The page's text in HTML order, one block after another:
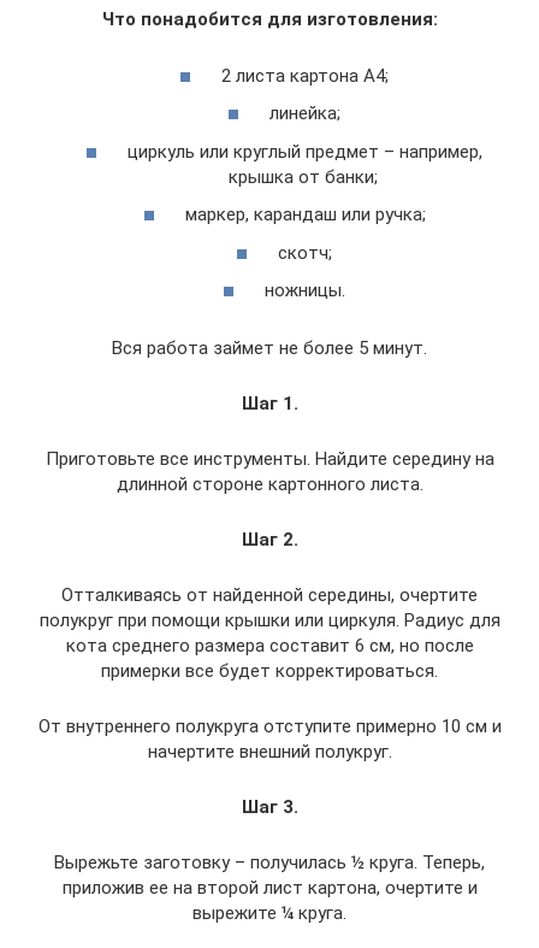
Что понадобится для изготовления:
2 листа картона А4;
линейка;
циркуль или круглый предмет – например,
крышка от банки;
маркер, карандаш или ручка;
скотч;
ножницы.
Вся работа займет не более 5 минут.
Шаг 1 .
Приготовьте все инструменты. Найдите середину на
длинной стороне картонного листа.
Шаг 2.
Отталкиваясь от найденной середины, очертите
полукруг при помощи крышки или циркуля. Радиус для
кота среднего размера составит 6 см, но после
примерки все будет корректироваться.
От внутреннего полукруга отступите примерно 10 см и
начертите внешний полукруг.
Шаг 3.
Вырежьте заготовку – получилась ½ круга. Теперь,
приложив ее на второй лист картона, очертите и
вырежите ¼ круга.